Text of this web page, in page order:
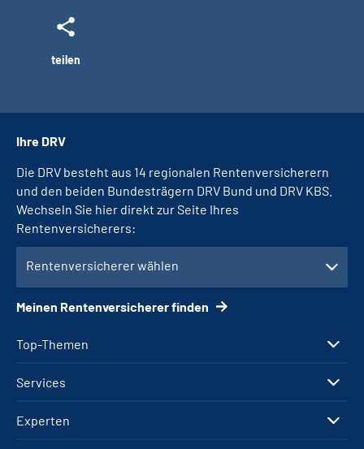
teilen
Top-Themen
Services
Experten
Ihre DRV
Die DRV besteht aus 14 regionalen Rentenversicherern
und den beiden Bundesträgern DRV Bund und DRV KBS.
Wechseln Sie hier direkt zur Seite Ihres
Rentenversicherers:
Rentenversicherer wählen
Meinen Rentenversicherer finden